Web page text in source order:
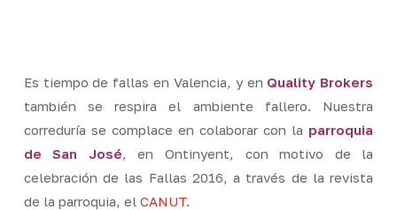
contentEs tiempo de fallas en Valencia, y en Quality Brokers
también se respira el ambiente fallero. Nuestra
correduría se complace en colaborar con la parroquia
de San José, en Ontinyent, con motivo de la
celebración de las Fallas 2016, a través de la revista
de la parroquia, el CANUT.
Menu